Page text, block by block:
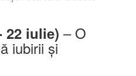
22 iulie) – O
iubirii și